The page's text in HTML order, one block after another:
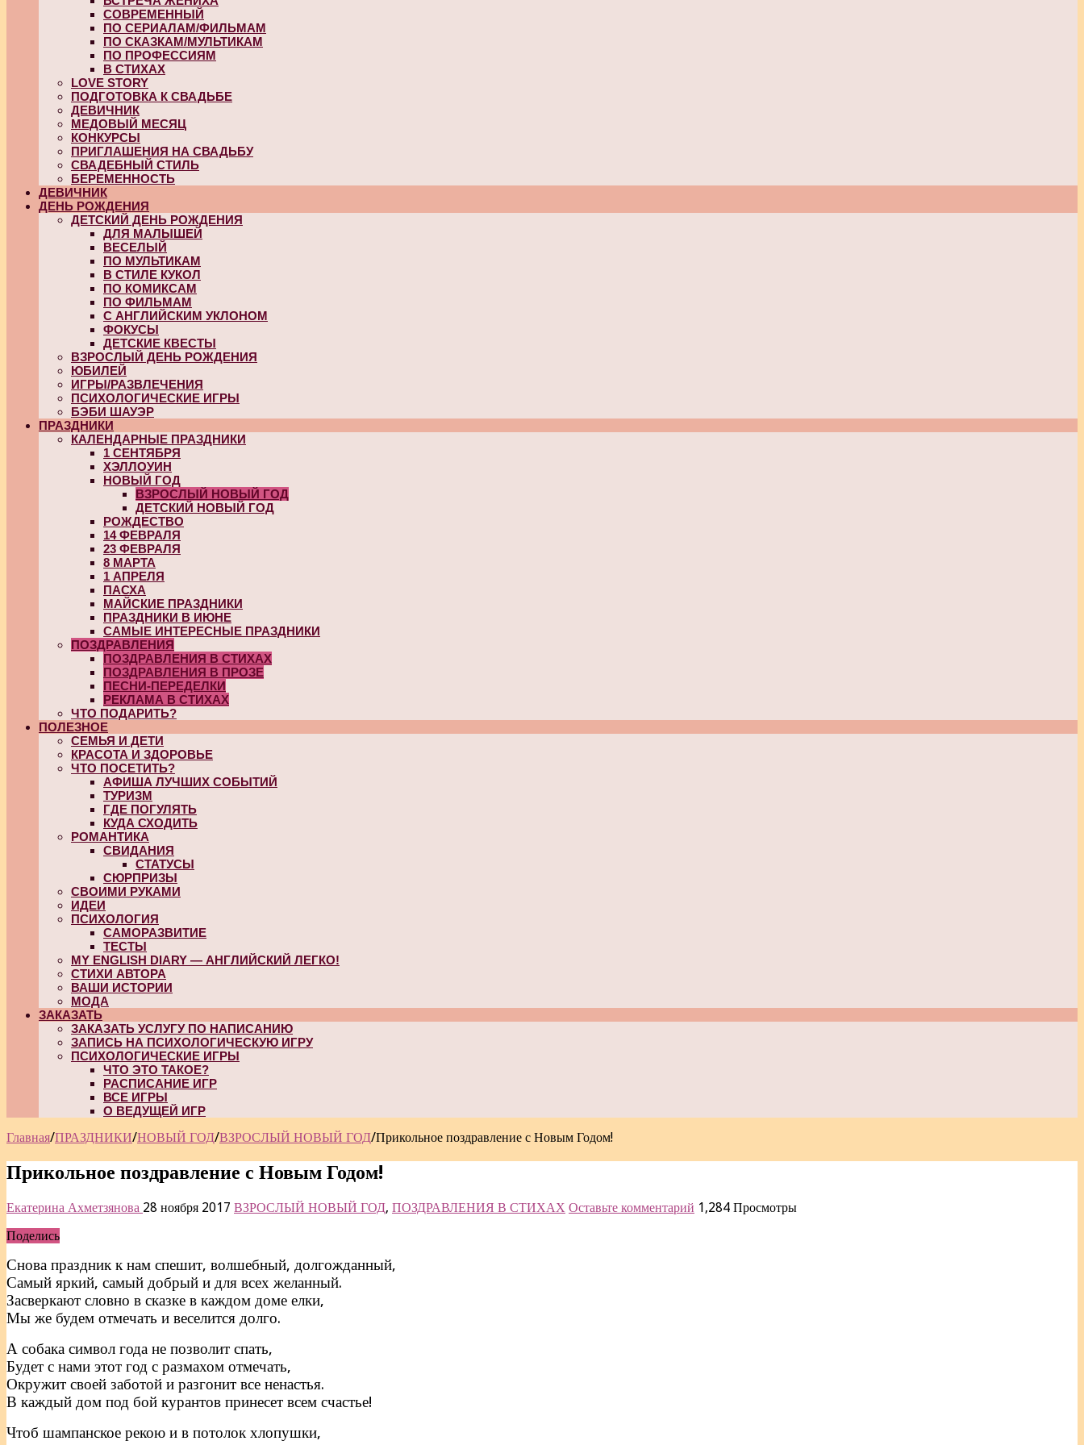
СОВРЕМЕННЫЙ
ПО СЕРИАЛАМ/ФИЛЬМАМ
ПО СКАЗКАМ/МУЛЬТИКАМ
ПО ПРОФЕССИЯМ
В СТИХАХ
LOVE STORY
ПОДГОТОВКА К СВАДЬБЕ
ДЕВИЧНИК
МЕДОВЫЙ МЕСЯЦ
КОНКУРСЫ
ПРИГЛАШЕНИЯ НА СВАДЬБУ
СВАДЕБНЫЙ СТИЛЬ
БЕРЕМЕННОСТЬ
ДЕВИЧНИК
ДЕНЬ РОЖДЕНИЯ
ДЕТСКИЙ ДЕНЬ РОЖДЕНИЯ
ДЛЯ МАЛЫШЕЙ
ВЕСЕЛЫЙ
ПО МУЛЬТИКАМ
В СТИЛЕ КУКОЛ
ПО КОМИКСАМ
ПО ФИЛЬМАМ
С АНГЛИЙСКИМ УКЛОНОМ
ФОКУСЫ
ДЕТСКИЕ КВЕСТЫ
ВЗРОСЛЫЙ ДЕНЬ РОЖДЕНИЯ
ЮБИЛЕЙ
ИГРЫ/РАЗВЛЕЧЕНИЯ
ПСИХОЛОГИЧЕСКИЕ ИГРЫ
БЭБИ ШАУЭР
ПРАЗДНИКИ
КАЛЕНДАРНЫЕ ПРАЗДНИКИ
1 СЕНТЯБРЯ
ХЭЛЛОУИН
НОВЫЙ ГОД
ВЗРОСЛЫЙ НОВЫЙ ГОД
ДЕТСКИЙ НОВЫЙ ГОД
РОЖДЕСТВО
14 ФЕВРАЛЯ
23 ФЕВРАЛЯ
8 МАРТА
1 АПРЕЛЯ
ПАСХА
МАЙСКИЕ ПРАЗДНИКИ
ПРАЗДНИКИ В ИЮНЕ
САМЫЕ ИНТЕРЕСНЫЕ ПРАЗДНИКИ
ПОЗДРАВЛЕНИЯ
ПОЗДРАВЛЕНИЯ В СТИХАХ
ПОЗДРАВЛЕНИЯ В ПРОЗЕ
ПЕСНИ-ПЕРЕДЕЛКИ
РЕКЛАМА В СТИХАХ
ЧТО ПОДАРИТЬ?
ПОЛЕЗНОЕ
СЕМЬЯ И ДЕТИ
КРАСОТА И ЗДОРОВЬЕ
ЧТО ПОСЕТИТЬ?
АФИША ЛУЧШИХ СОБЫТИЙ
ТУРИЗМ
ГДЕ ПОГУЛЯТЬ
КУДА СХОДИТЬ
РОМАНТИКА
СВИДАНИЯ
СТАТУСЫ
СЮРПРИЗЫ
СВОИМИ РУКАМИ
ИДЕИ
ПСИХОЛОГИЯ
САМОРАЗВИТИЕ
ТЕСТЫ
MY ENGLISH DIARY — АНГЛИЙСКИЙ ЛЕГКО!
СТИХИ АВТОРА
ВАШИ ИСТОРИИ
МОДА
ЗАКАЗАТЬ
ЗАКАЗАТЬ УСЛУГУ ПО НАПИСАНИЮ
ЗАПИСЬ НА ПСИХОЛОГИЧЕСКУЮ ИГРУ
ПСИХОЛОГИЧЕСКИЕ ИГРЫ
ЧТО ЭТО ТАКОЕ?
РАСПИСАНИЕ ИГР
ВСЕ ИГРЫ
О ВЕДУЩЕЙ ИГР
Главная/ПРАЗДНИКИ/НОВЫЙ ГОД/ВЗРОСЛЫЙ НОВЫЙ ГОД/Прикольное поздравление с Новым Годом!
Прикольное поздравление с Новым Годом!
Екатерина Ахметзянова 28 ноября 2017 ВЗРОСЛЫЙ НОВЫЙ ГОД, ПОЗДРАВЛЕНИЯ В СТИХАХ Оставьте комментарий 1,284 Просмотры
Поделись
Снова праздник к нам спешит, волшебный, долгожданный,
Самый яркий, самый добрый и для всех желанный.
Засверкают словно в сказке в каждом доме елки,
Мы же будем отмечать и веселится долго.
А собака символ года не позволит спать,
Будет с нами этот год с размахом отмечать,
Окружит своей заботой и разгонит все ненастья.
В каждый дом под бой курантов принесет всем счастье!
Чтоб шампанское рекою и в потолок хлопушки,